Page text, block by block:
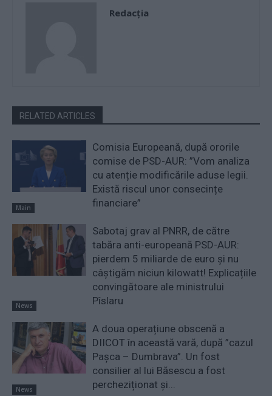
Redacţia
RELATED ARTICLES
Main
Comisia Europeană, după ororile
comise de PSD-AUR: ”Vom analiza
cu atenție modificările aduse legii.
Există riscul unor consecințe
financiare”
News
Sabotaj grav al PNRR, de către
tabăra anti-europeană PSD-AUR:
pierdem 5 miliarde de euro și nu
câștigăm niciun kilowatt! Explicațiile
convingătoare ale ministrului
Pîslaru
News
A doua operațiune obscenă a
DIICOT în această vară, după ”cazul
Pașca – Dumbrava”. Un fost
consilier al lui Băsescu a fost
percheziționat și...